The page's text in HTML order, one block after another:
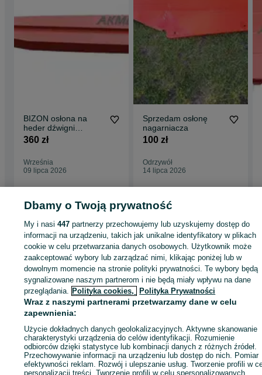
BIZON osłona na
heder dźwigni
nagarniacza targańca
360 zł
Września
09 lipca 2026
Sprzedam osłonę
nagarniacza
100 zł
Odrzywół
14 lipca 2026
Strona główna Rolnictwo Części do maszyn rolniczych
Części do maszyn
rolniczych - Wielkopolskie
Części do maszyn rolniczych - Września
KATEGORIA
ID: 802044671 Wyświetlenia:
Zadzwoń / SMS Wyślij wiadomość
Dbamy o Twoją prywatność
My i nasi447 partnerzy przechowujemy lub uzyskujemy dostęp do
informacji na urządzeniu, takich jak unikalne identyfikatory w plikach
cookie w celu przetwarzania danych osobowych. Użytkownik może
zaakceptować wybory lub zarządzać nimi, klikając poniżej lub w
dowolnym momencie na stronie polityki prywatności. Te wybory będą
sygnalizowane naszym partnerom i nie będą miały wpływu na dane
przeglądania. Polityka cookies, Polityka Prywatności
Wraz z naszymi partnerami przetwarzamy dane w celu
zapewnienia:
Użycie dokładnych danych geolokalizacyjnych. Aktywne skanowanie
charakterystyki urządzenia do celów identyfikacji. Rozumienie
odbiorców dzięki statystyce lub kombinacji danych z różnych źródeł.
Przechowywanie informacji na urządzeniu lub dostęp do nich. Pomiar
efektywności reklam. Rozwój i ulepszanie usług. Tworzenie profili w
personalizacji treści. Tworzenie profili w celu spersonalizowanych